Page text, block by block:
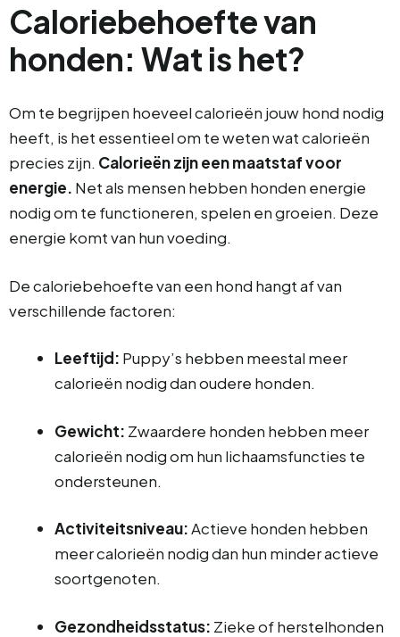
Caloriebehoefte van
honden: Wat is het?
Om te begrijpen hoeveel calorieën jouw hond nodig
heeft, is het essentieel om te weten wat calorieën
precies zijn. Calorieën zijn een maatstaf voor
energie. Net als mensen hebben honden energie
nodig om te functioneren, spelen en groeien. Deze
energie komt van hun voeding.
De caloriebehoefte van een hond hangt af van
verschillende factoren:
Leeftijd: Puppy’s hebben meestal meer
calorieën nodig dan oudere honden.
Gewicht: Zwaardere honden hebben meer
calorieën nodig om hun lichaamsfuncties te
ondersteunen.
Activiteitsniveau:Actieve honden hebben
meer calorieën nodig dan hun minder actieve
soortgenoten.
Gezondheidsstatus: Zieke of herstelhonden